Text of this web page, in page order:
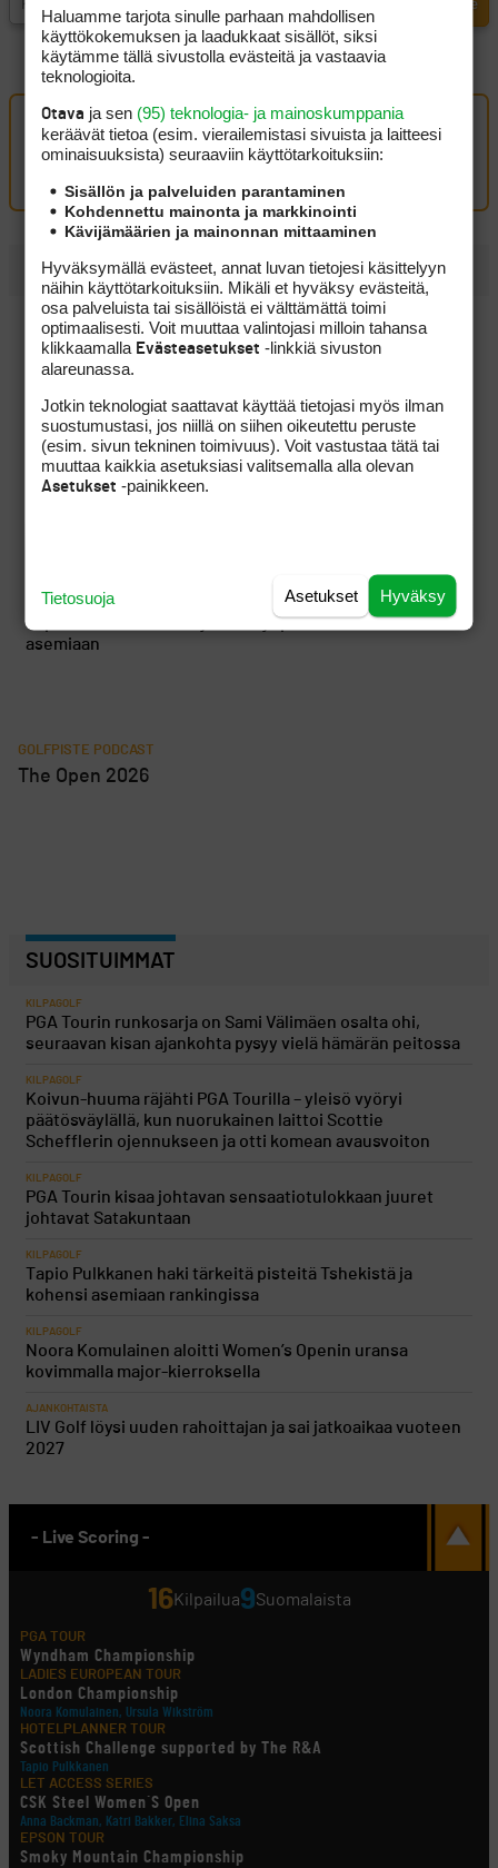
Oma kommentti
Kirjaudu sisään kommentoidaksesi
UUSIMMAT
Onko tässä vuoden kiinnostavin väyläpuu pitkille
lähestymisille?
Pitkät väylät palkitsivat Tapio Pulkkasen kitsaasti, mutta
taistelu kovasta sijoituksesta jatkuu
Eppu Normaali siivitti Konsta Jutilan Erkko Trophyn
voittoon
"Olisi pitänyt kuunnella kroppaa" – Jason Dayn 18 vuoden
Tapio Pulkkanen eteni jatkoon ja paransi rutkasti
asemiaan
GOLFPISTE PODCAST
The Open 2026
SUOSITUIMMAT
KILPAGOLF
PGA Tourin runkosarja on Sami Välimäen osalta ohi,
seuraavan kisan ajankohta pysyy vielä hämärän peitossa
KILPAGOLF
Koivun-huuma räjähti PGA Tourilla – yleisö vyöryi
päätösväylällä, kun nuorukainen laittoi Scottie
Schefflerin ojennukseen ja otti komean avausvoiton
KILPAGOLF
PGA Tourin kisaa johtavan sensaatiotulokkaan juuret
johtavat Satakuntaan
KILPAGOLF
Tapio Pulkkanen haki tärkeitä pisteitä Tshekistä ja
kohensi asemiaan rankingissa
KILPAGOLF
Noora Komulainen aloitti Women’s Openin uransa
kovimmalla major-kierroksella
AJANKOHTAISTA
LIV Golf löysi uuden rahoittajan ja sai jatkoaikaa vuoteen
2027
- Live Scoring -
16Kilpailua9Suomalaista
PGA TOUR
Wyndham Championship
LADIES EUROPEAN TOUR
London Championship
Noora Komulainen, Ursula Wikström
HOTELPLANNER TOUR
Scottish Challenge supported by The R&A
Tapio Pulkkanen
LET ACCESS SERIES
CSK Steel Women´S Open
Anna Backman, Katri Bakker, Elina Saksa
EPSON TOUR
Smoky Mountain Championship
Haluamme tarjota sinulle parhaan mahdollisen
käyttökokemuksen ja laadukkaat sisällöt, siksi
käytämme tällä sivustolla evästeitä ja vastaavia
teknologioita.
Otava ja sen (95) teknologia- ja mainoskumppania
keräävät tietoa (esim. vierailemis­tasi sivuista ja laitteesi
ominaisuuk­sista) seuraaviin käyttötarkoituksiin:
Sisällön ja palveluiden parantaminen
Kohdennettu mainonta ja markkinointi
Kävijämäärien ja mainonnan mittaaminen
Hyväksymällä evästeet, annat luvan tietojesi käsittelyyn
näihin käyttötarkoituksiin. Mikäli et hyväksy evästeitä,
osa palveluista tai sisällöistä ei välttämättä toimi
optimaalisesti. Voit muuttaa valintojasi milloin tahansa
klikkaamalla Evästeasetukset -linkkiä sivuston
alareunassa.
Jotkin teknologiat saattavat käyttää tietojasi myös ilman
suostumustasi, jos niillä on siihen oikeutettu peruste
(esim. sivun tekninen toimivuus). Voit vastustaa tätä tai
muuttaa kaikkia asetuksiasi valitsemalla alla olevan
Asetukset -painikkeen.
Hyväksy
Asetukset
Tietosuoja